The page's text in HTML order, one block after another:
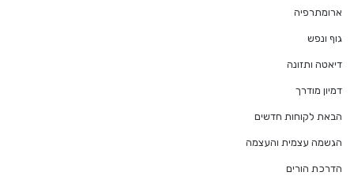
ארומתרפיה
גוף ונפש
דיאטה ותזונה
דמיון מודרך
הבאת לקוחות חדשים
הגשמה עצמית והעצמה
הדרכת הורים